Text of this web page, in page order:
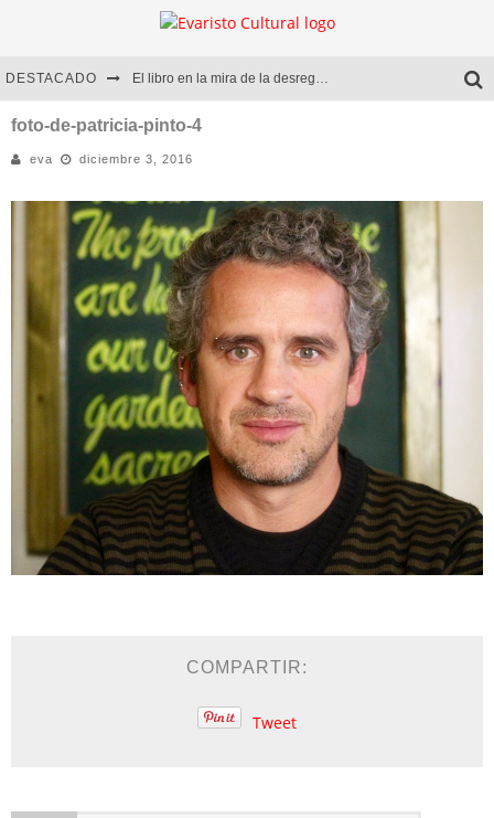
DESTACADO El libro en la mira de la desregulación
Marcelo Rubio | El llovedor
Diego Meret | Hotel Acapulco
Alejandra Correa | La nieve
foto-de-patricia-pinto-4
eva diciembre 3, 2016
COMPARTIR:
Tweet